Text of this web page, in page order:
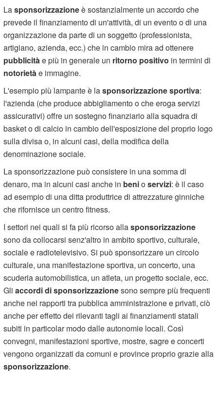
Lasponsorizzazioneè sostanzialmente un accordo che
prevede il finanziamento di un'attività, di un evento o di una
organizzazione da parte di un soggetto (professionista,
artigiano, azienda, ecc.) che in cambio mira ad ottenere
pubblicitàe più in generale un ritorno positivo in termini di
notorietàe immagine.
L'esempio più lampante è lasponsorizzazione sportiva:
l'azienda (che produce abbigliamentoo che eroga servizi
assicurativi) offre un sostegno finanziario alla squadra di
basket o di calcio in cambio dell'esposizione del proprio logo
sulla divisa o, in alcuni casi, della modifica della
denominazione sociale.
La sponsorizzazione può consistere in una somma di
denaro, ma in alcuni casi anche in benioservizi: è il caso
ad esempio di una ditta produttrice di attrezzature ginniche
che rifornisce un centro fitness.
I settori nei quali si fa più ricorso allasponsorizzazione
sono da collocarsi senz'altro in ambito sportivo, culturale,
sociale e radiotelevisivo. Si può sponsorizzare un circolo
culturale, una manifestazione sportiva, un concerto, una
scuderia automobilistica, un atleta, un progetto sociale, ecc.
Gliaccordi di sponsorizzazionesono sempre più frequenti
anche nei rapporti tra pubblica amministrazione e privati, ciò
anche per effetto dei rilevanti tagli ai finanziamenti statali
subiti in particolar modo dalle autonomie locali. Così
convegni, manifestazioni sportive, mostre, sagre e concerti
vengono organizzati da comuni e province proprio grazie alla
sponsorizzazione.